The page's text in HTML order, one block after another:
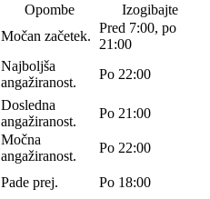
Opombe
Izogibajte
Močan začetek.
Pred 7:00, po
21:00
Najboljša
angažiranost.
Po 22:00
Dosledna
angažiranost.
Po 21:00
Močna
angažiranost.
Po 22:00
Pade prej.
Po 18:00